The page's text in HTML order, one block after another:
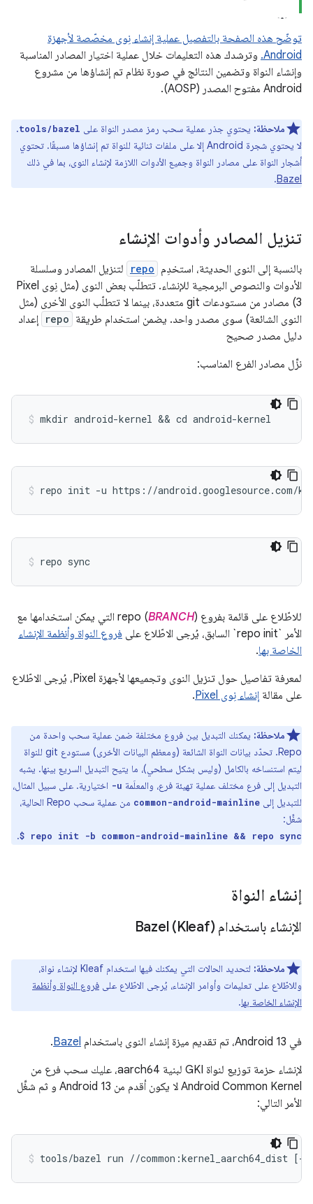
توضّح هذه الصفحة بالتفصيل عملية إنشاء نِوى مخصّصة لأجهزة
Android. وترشدك هذه التعليمات خلال عملية اختيار المصادر المناسبة
وإنشاء النواة وتضمين النتائج في صورة نظام تم إنشاؤها من مشروع
Android مفتوح المصدر (AOSP).
ملاحظة: يحتوي جذر عملية سحب رمز مصدر النواة على tools/bazel
.
لا يحتوي شجرة Android إلا على ملفات ثنائية للنواة تم إنشاؤها مسبقًا. تحتوي
أشجار النواة على مصادر النواة وجميع الأدوات اللازمة لإنشاء النوى، بما في ذلك
Bazel
.
تنزيل المصادر وأدوات الإنشاء
بالنسبة إلى النوى الحديثة، استخدِم repo
لتنزيل المصادر وسلسلة
الأدوات والنصوص البرمجية للإنشاء. تتطلّب بعض النوى (مثل نِوى Pixel
3) مصادر من مستودعات git متعددة، بينما لا تتطلّب النوى الأخرى (مثل
النوى الشائعة) سوى مصدر واحد. يضمن استخدام طريقة repo
إعداد
دليل مصدر صحيح
نزِّل مصادر الفرع المناسب:
mkdir android-kernel && cd android-kernel
repo init -u https://android.googlesource.com/
repo sync
للاطّلاع على قائمة بفروع repo ( BRANCH
) التي يمكن استخدامها مع
الأمر `repo init` السابق، يُرجى الاطّلاع على
فروع النواة وأنظمة الإنشاء
الخاصة بها.
لمعرفة تفاصيل حول تنزيل النوى وتجميعها لأجهزة Pixel، يُرجى الاطّلاع
على مقالة إنشاء نِوى Pixel .
ملاحظة: يمكنك التبديل بين فروع مختلفة ضمن عملية سحب واحدة من
Repo. تحدّد بيانات النواة الشائعة (ومعظم البيانات الأخرى) مستودع git للنواة
ليتم استنساخه بالكامل (وليس بشكل سطحي)، ما يتيح التبديل السريع بينها. يشبه
التبديل إلى فرع مختلف عملية تهيئة فرع، والمعلَمة -u اختيارية. على سبيل المثال،
للتبديل إلى common-android-mainline
من عملية سحب Repo الحالية،
شغِّل:
$ repo init -b common-android-mainline && repo sync
.
إنشاء النواة
الإنشاء باستخدام Bazel (Kleaf)
ملاحظة:
لتحديد الحالات التي يمكنك فيها استخدام Kleaf لإنشاء نواة،
وللاطّلاع على تعليمات وأوامر الإنشاء، يُرجى الاطّلاع على فروع النواة وأنظمة
الإنشاء الخاصة بها.
في Android 13، تم تقديم ميزة إنشاء النوى باستخدام Bazel
.
لإنشاء حزمة توزيع لنواة GKI لبنية aarch64، عليك سحب فرع من
Android Common Kernel لا يكون أقدم من Android 13 و ثم شغِّل
الأمر التالي:
tools/bazel run //common:kernel_aarch64_dist